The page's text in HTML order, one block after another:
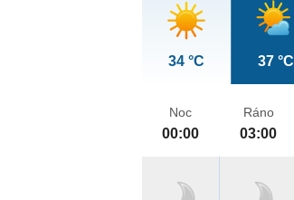
34 °C 37 °C
Noc
00:00
Ráno
03:00